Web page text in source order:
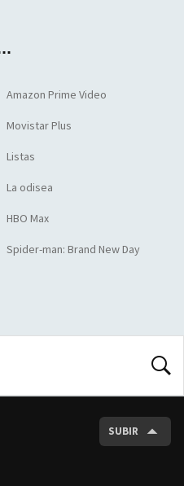
Amazon Prime Video
Movistar Plus
Listas
La odisea
HBO Max
Spider-man: Brand New Day
SUBIR